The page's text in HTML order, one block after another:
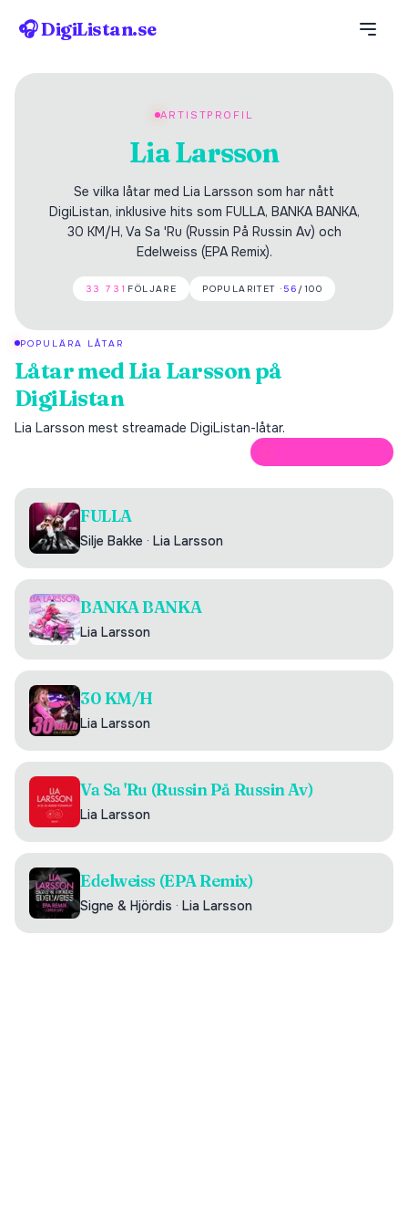
🎧 DigiListan.se
ARTISTPROFIL
Lia Larsson
Se vilka låtar med Lia Larsson som har nått
DigiListan, inklusive hits som FULLA, BANKA BANKA,
30 KM/H, Va Sa 'Ru (Russin På Russin Av) och
Edelweiss (EPA Remix).
33 731 FÖLJARE POPULARITET · 56 /100
POPULÄRA LÅTAR
Låtar medLia Larssonpå
DigiListan
Lia Larsson mest streamade DigiListan-låtar.
FULLA
Silje Bakke · Lia Larsson
BANKA BANKA
Lia Larsson
30 KM/H
Lia Larsson
Va Sa 'Ru (Russin På Russin Av)
Lia Larsson
Edelweiss (EPA Remix)
Signe & Hjördis · Lia Larsson